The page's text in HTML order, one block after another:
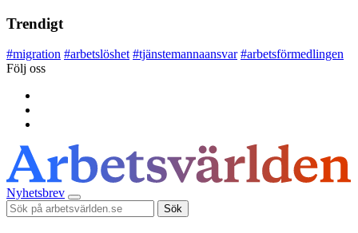
Trendigt
#migration #arbetslöshet #tjänstemannaansvar #arbetsförmedlingen
Följ oss
Nyhetsbrev
Sök